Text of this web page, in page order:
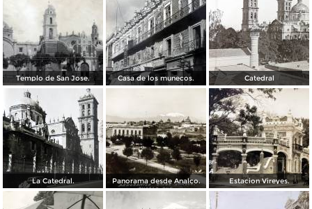
Templo de San Jose. Casa de los munecos. Catedral
La Catedral. Panorama desde Analco. Estacion Vireyes.